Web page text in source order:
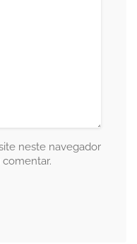
neste navegador